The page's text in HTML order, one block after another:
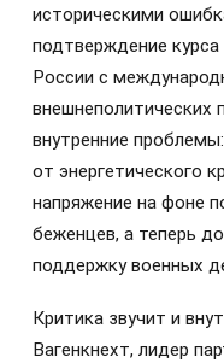
историческими
подтверждение
России с
внешнеполитических
внутренние
от энергетического
напряжение на фоне
беженцев, а теперь
поддержку военных
Критика звучит и
Вагенкнехт, лидер